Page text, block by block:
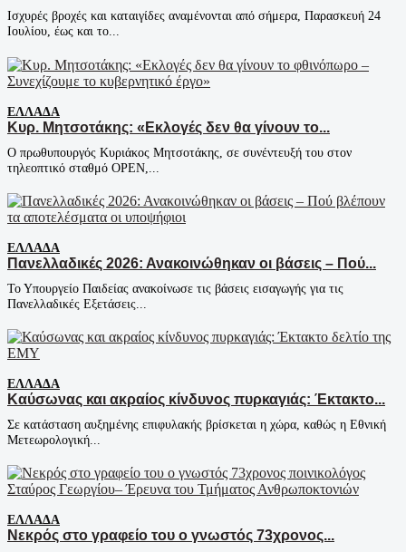
Ισχυρές βροχές και καταιγίδες αναμένονται από σήμερα, Παρασκευή 24
Ιουλίου, έως και το...
ΕΛΛΆΔΑ
Κυρ. Μητσοτάκης: «Εκλογές δεν θα γίνουν το...
Ο πρωθυπουργός Κυριάκος Μητσοτάκης, σε συνέντευξή του στον
τηλεοπτικό σταθμό OPEN,...
ΕΛΛΆΔΑ
Πανελλαδικές 2026: Ανακοινώθηκαν οι βάσεις – Πού...
Το Υπουργείο Παιδείας ανακοίνωσε τις βάσεις εισαγωγής για τις
Πανελλαδικές Εξετάσεις...
ΕΛΛΆΔΑ
Καύσωνας και ακραίος κίνδυνος πυρκαγιάς: Έκτακτο...
Σε κατάσταση αυξημένης επιφυλακής βρίσκεται η χώρα, καθώς η Εθνική
Μετεωρολογική...
ΕΛΛΆΔΑ
Νεκρός στο γραφείο του ο γνωστός 73χρονος...